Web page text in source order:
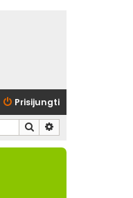
Prisijungti
Ieškoti